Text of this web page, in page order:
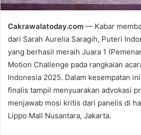
Cakrawalatoday.com — Kabar
dari Sarah Aurelia Saragih, Puteri
yang berhasil meraih Juara 1
Motion Challenge pada rangkaian
Indonesia 2025. Dalam kesempatan
finalis tampil menyuarakan advokasi
menjawab mosi kritis dari panelis di
Lippo Mall Nusantara, Jakarta.